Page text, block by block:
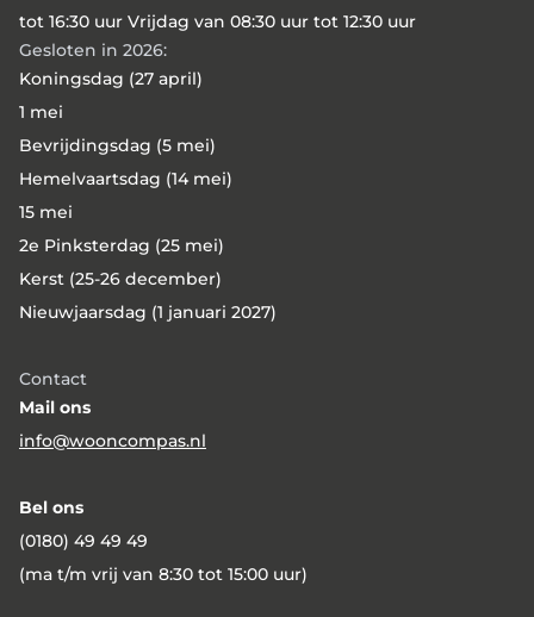
tot 16:30 uur Vrijdag van 08:30 uur tot 12:30 uur
Gesloten in 2026:
Koningsdag (27 april)
1 mei
Bevrijdingsdag (5 mei)
Hemelvaartsdag (14 mei)
15 mei
2e Pinksterdag (25 mei)
Kerst (25-26 december)
Nieuwjaarsdag (1 januari 2027)
Contact
Mail ons
info@wooncompas.nl
Bel ons
(0180) 49 49 49
(ma t/m vrij van 8:30 tot 15:00 uur)